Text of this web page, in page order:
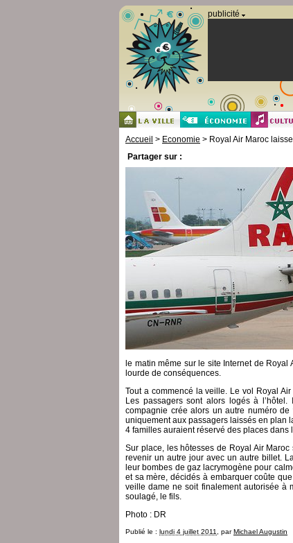
publicité
Accueil > Economie > Royal Air Maroc
Partager sur :
le matin même sur le site Internet de Royal
lourde de conséquences.
Tout a commencé la veille. Le vol Royal
Les passagers sont alors logés à
compagnie crée alors un autre numéro
uniquement aux passagers laissés en plan
4 familles auraient réservé des places dans
Sur place, les hôtesses de Royal Air
revenir un autre jour avec un autre billet.
leur bombes de gaz lacrymogène pour
et sa mère, décidés à embarquer coûte
veille dame ne soit finalement autorisée à
soulagé, le fils.
Photo : DR
Publié le : lundi 4 juillet 2011 , parMichael Augustin
Panneau de gestion des cookies